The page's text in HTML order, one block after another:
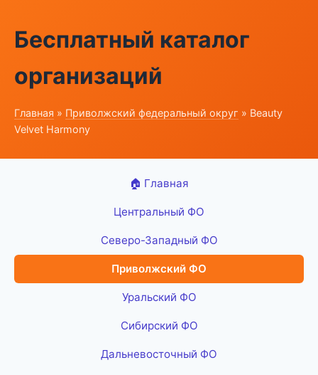
Бесплатный каталог
организаций
Главная » Приволжский федеральный округ » Beauty
Velvet Harmony
🏠 Главная
Центральный ФО
Северо-Западный ФО
Приволжский ФО
Уральский ФО
Сибирский ФО
Дальневосточный ФО